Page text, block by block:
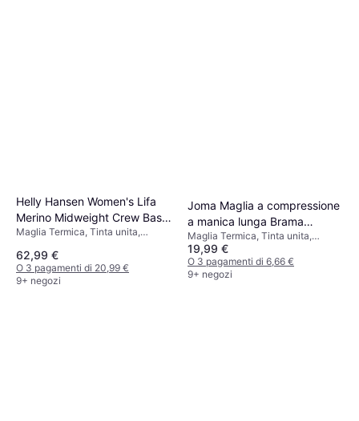
Helly Hansen Women's Lifa
Merino Midweight Crew Base
Layer - Black
Maglia Termica, Tinta unita,
merino, Traspirante, Elastico
62,99 €
O 3 pagamenti di 20,99 €
9+ negozi
Joma Maglia a compressione
a manica lunga Brama
Classic - Bleu
Maglia Termica, Tinta unita,
Materiale: Poliammide, Poliestere
19,99 €
O 3 pagamenti di 6,66 €
9+ negozi